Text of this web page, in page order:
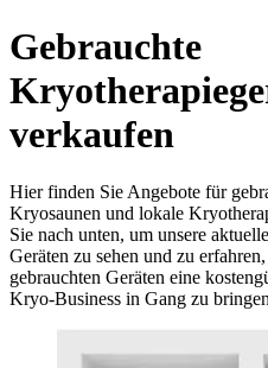
Gebrauchte
verkaufen
Hier finden Sie Angebote für
Kryosaunen und lokale
Sie nach unten, um unsere
Geräten zu sehen und zu
gebrauchten Geräten eine
Kryo-Business in Gang zu